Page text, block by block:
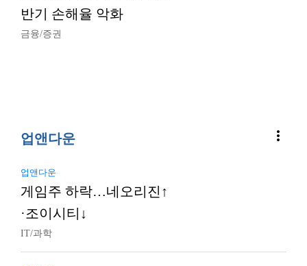
반기 손해율 악화
금융/증권
업앤다운 more_vert
업앤다운
게임주 하락…네오리진↑
·조이시티↓
IT/과학